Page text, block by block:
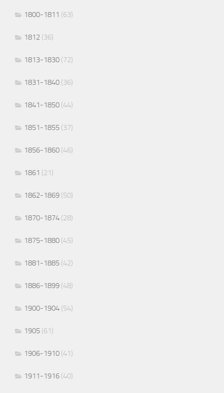
1800-1811 (63)
1812 (36)
1813-1830 (72)
1831-1840 (36)
1841-1850 (44)
1851-1855 (37)
1856-1860 (46)
1861 (21)
1862-1869 (50)
1870-1874 (28)
1875-1880 (45)
1881-1885 (42)
1886-1899 (48)
1900-1904 (54)
1905 (61)
1906-1910 (41)
1911-1916 (40)